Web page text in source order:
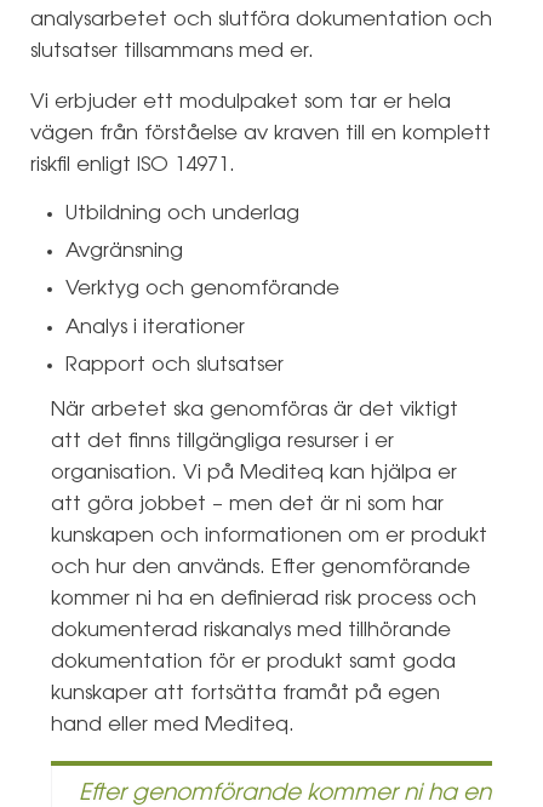
analysarbetet och slutföra dokumentation och
slutsatser tillsammans med er.
Vi erbjuder ett modulpaket som tar er hela
vägen från förståelse av kraven till en komplett
riskfil enligt ISO 14971.
Utbildning och underlag
Avgränsning
Verktyg och genomförande
Analys i iterationer
Rapport och slutsatser
När arbetet ska genomföras är det viktigt
att det finns tillgängliga resurser i er
organisation. Vi på Mediteq kan hjälpa er
att göra jobbet – men det är ni som har
kunskapen och informationen om er produkt
och hur den används. Efter genomförande
kommer ni ha en definierad risk process och
dokumenterad riskanalys med tillhörande
dokumentation för er produkt samt goda
kunskaper att fortsätta framåt på egen
hand eller med Mediteq.
Efter genomförande kommer ni ha en